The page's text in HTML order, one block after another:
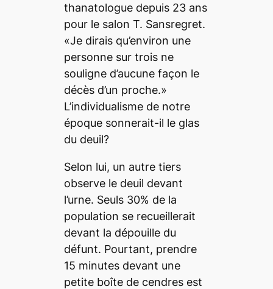
thanatologue depuis 23 ans
pour le salon T. Sansregret.
«Je dirais qu’environ une
personne sur trois ne
souligne d’aucune façon le
décès d’un proche.»
L’individualisme de notre
époque sonnerait-il le glas
du deuil?
Selon lui, un autre tiers
observe le deuil devant
l’urne. Seuls 30% de la
population se recueillerait
devant la dépouille du
défunt. Pourtant, prendre
15 minutes devant une
petite boîte de cendres est